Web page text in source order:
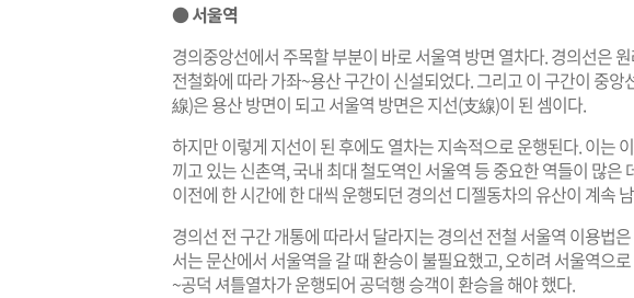
● 서울역
경의중앙선에서 주목할 부분이 바로 서울역 방면 열차다. 경의선은
전철화에 따라 가좌~용산 구간이 신설되었다. 그리고 이 구간이 중
線)은 용산 방면이 되고 서울역 방면은 지선(支線)이 된 셈이다.
하지만 이렇게 지선이 된 후에도 열차는 지속적으로 운행된다. 이는
끼고 있는 신촌역, 국내 최대 철도역인 서울역 등 중요한 역들이 많은
이전에 한 시간에 한 대씩 운행되던 경의선 디젤동차의 유산이 계속
경의선 전 구간 개통에 따라서 달라지는 경의선 전철 서울역 이용법
서는 문산에서 서울역을 갈 때 환승이 불필요했고, 오히려 서울역으
~공덕 셔틀열차가 운행되어 공덕행 승객이 환승을 해야 했다.